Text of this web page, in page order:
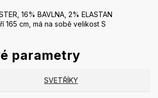
16% BAVLNA, 2% ELASTAN
165 cm, má na sobě velikost S
parametry
SVETŘÍKY